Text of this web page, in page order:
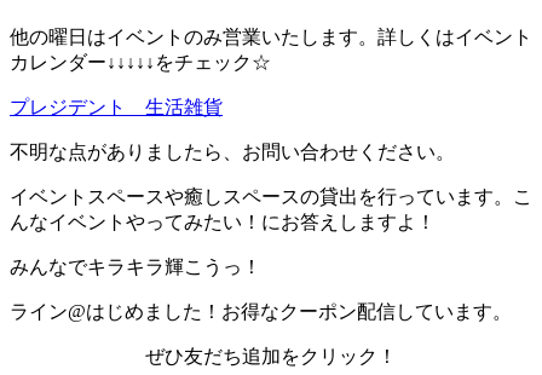
他の曜日はイベントのみ営業いたします。詳しくはイベント
カレンダー↓↓↓↓↓をチェック☆
プレジデント 生活雑貨
不明な点がありましたら、お問い合わせください。
イベントスペースや癒しスペースの貸出を行っています。こ
んなイベントやってみたい！にお答えしますよ！
みんなでキラキラ輝こうっ！
ライン@はじめました！お得なクーポン配信しています。
ぜひ友だち追加をクリック！